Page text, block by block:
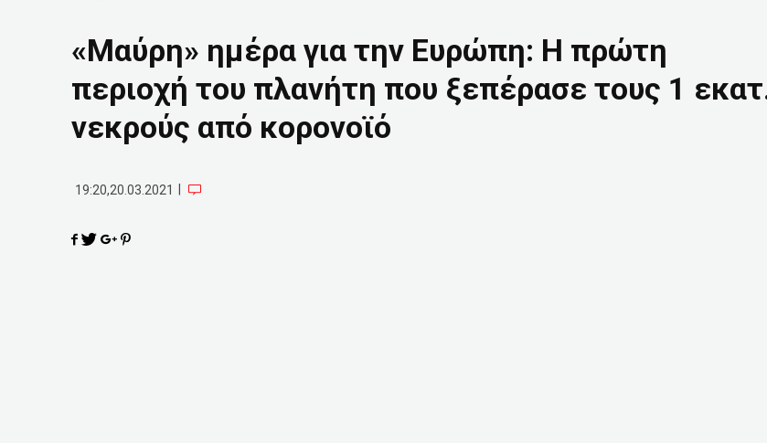
«Μαύρη» ημέρα για την Ευρώπη: Η πρώτη
περιοχή του πλανήτη που ξεπέρασε τους 1
νεκρούς από κορονοϊό
19:20,20.03.2021